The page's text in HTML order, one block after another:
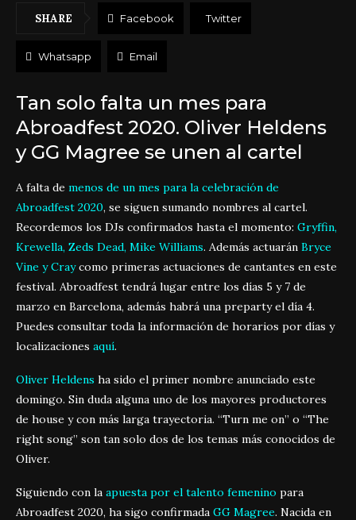
SHARE Facebook Twitter
Whatsapp Email
Tan solo falta un mes para
Abroadfest 2020. Oliver Heldens
y GG Magree se unen al cartel
A falta de menos de un mes para la celebración de
Abroadfest 2020, se siguen sumando nombres al cartel.
Recordemos los DJs confirmados hasta el momento: Gryffin,
Krewella, Zeds Dead, Mike Williams. Además actuarán Bryce
Vine y Craycomo primeras actuaciones de cantantes en este
festival. Abroadfest tendrá lugar entre los días 5 y 7 de
marzo en Barcelona, además habrá una preparty el día 4.
Puedes consultar toda la información de horarios por días y
localizaciones aquí.
Oliver Heldens ha sido el primer nombre anunciado este
domingo. Sin duda alguna uno de los mayores productores
de house y con más larga trayectoria. “Turn me on” o “The
right song” son tan solo dos de los temas más conocidos de
Oliver.
Siguiendo con la apuesta por el talento femenino para
Abroadfest 2020, ha sigo confirmada GG Magree. Nacida en